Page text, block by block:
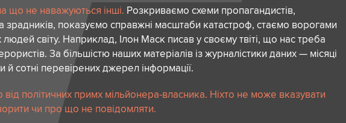
що не наважуються інші. Розкриваємо схеми пропагандистів,
зрадників, показуємо справжні масштаби катастроф, стаємо ворогами
світу. Наприклад, Ілон Маск писав у своєму твіті, що нас треба
За більшістю наших матеріалів із журналістики даних — місяці
й сотні перевірених джерел інформації.
політичних примх мільйонера-власника. Ніхто не може вказувати
чи про що не повідомляти.